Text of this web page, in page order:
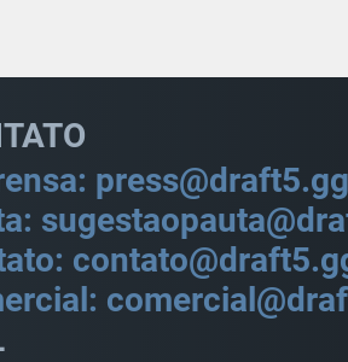
press@draft5.gg